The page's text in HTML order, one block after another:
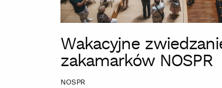
Wakacyjne
zakamarków NOSPR
NOSPR